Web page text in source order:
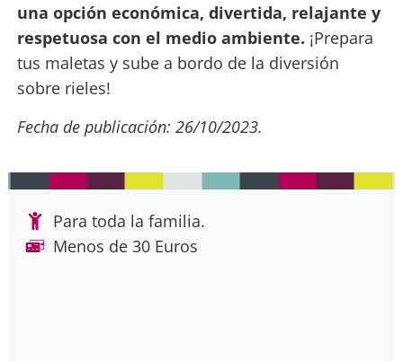
una opción económica, divertida, relajante y
respetuosa con el medio ambiente. ¡Prepara
tus maletas y sube a bordo de la diversión
sobre rieles!
Fecha de publicación: 26/10/2023.
Para toda la familia.
Menos de 30 Euros